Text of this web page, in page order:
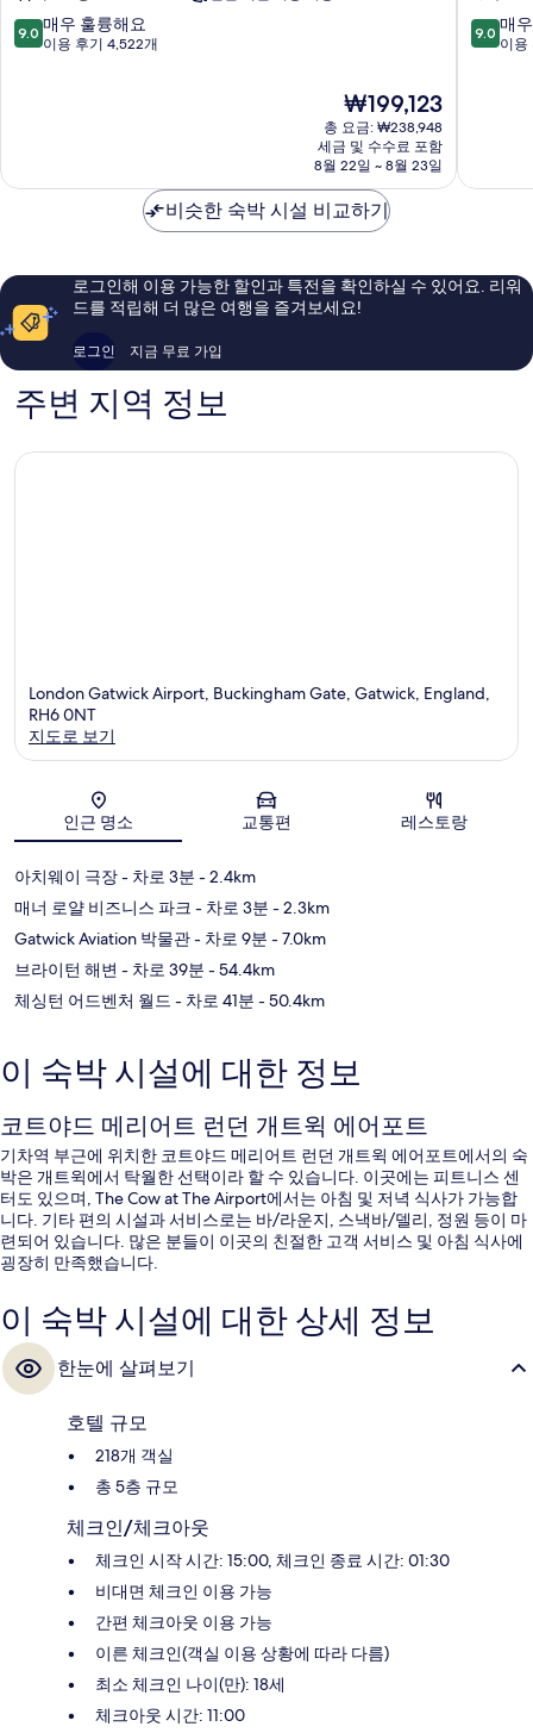
진
모
트
윅
10
점
우
요,
이
용
후
기
4,522
개
9.0 매우 훌륭해요
이용 후기 4,522개
현
재
요
금
₩199,123
₩199,123
총 요금: ₩238,948
세금 및 수수료 포함
8월 22일 ~ 8월 23일
힐
튼
어
10
점
우
요,
기
9.0 매
이용
비슷한 숙박 시설 비교하기
로그인해 이용 가능한 할인과 특전을 확인하실 수 있어요. 리워
드를 적립해 더 많은 여행을 즐겨보세요!
로그인 지금 무료 가입
주변 지역 정보
London Gatwick Airport, Buckingham Gate, Gatwick, England,
RH6 0NT
지도로 보기
인근 명소 교통편 레스토랑
아치웨이 극장- 차로 3분 - 2.4km
매너 로얄 비즈니스 파크 - 차로 3분 - 2.3km
Gatwick Aviation 박물관- 차로 9분 - 7.0km
브라이턴 해변 - 차로 39분 - 54.4km
체싱턴 어드벤처 월드 - 차로 41분 - 50.4km
이 숙박 시설에 대한 정보
코트야드 메리어트 런던 개트윅 에어포트
기차역 부근에 위치한 코트야드 메리어트 런던 개트윅 에어포트에서의 숙
박은 개트윅에서 탁월한 선택이라 할 수 있습니다. 이곳에는 피트니스 센
터도 있으며, The Cow at The Airport에서는 아침 및 저녁 식사가 가능합
니다. 기타 편의 시설과 서비스로는 바/라운지, 스낵바/델리, 정원 등이 마
련되어 있습니다. 많은 분들이 이곳의 친절한 고객 서비스 및 아침 식사에
굉장히 만족했습니다.
이 숙박 시설에 대한 상세 정보
한눈에 살펴보기
호텔 규모
218개 객실
총 5층 규모
체크인/체크아웃
체크인 시작 시간: 15:00, 체크인 종료 시간: 01:30
비대면 체크인 이용 가능
간편 체크아웃 이용 가능
이른 체크인(객실 이용 상황에 따라 다름)
최소 체크인 나이(만): 18세
체크아웃 시간: 11:00